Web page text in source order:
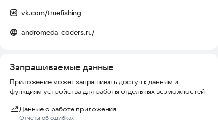
элементами онлайна, нужно сохраняться и отправлять
"Синхронизация данных".
vk.com/truefishing
andromeda-coders.ru/
Запрашиваемые данные
Приложение может запрашивать доступ к данным и
функциям устройства для работы отдельных возможностей
Данные о работе приложения
Отчеты об ошибках